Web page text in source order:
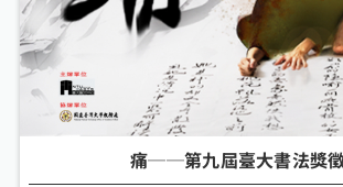
痛──第九屆臺大書法獎